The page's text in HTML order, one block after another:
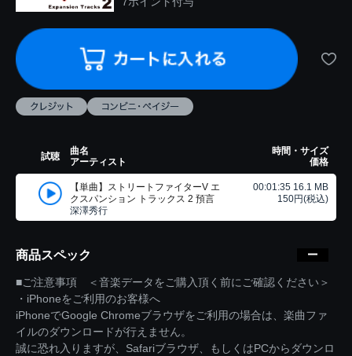
試聴
曲名
アーティスト
時間・サイズ
価格
【単曲】ストリートファイターV エ
クスパンション トラックス 2 預言
深澤秀行
00:01:35 16.1 MB
150円(税込)
商品スペック
■ご注意事項 ＜音楽データをご購入頂く前にご確認ください＞
・iPhoneをご利用のお客様へ
iPhoneでGoogle Chromeブラウザをご利用の場合は、楽曲ファ
イルのダウンロードが行えません。
誠に恐れ入りますが、Safariブラウザ、もしくはPCからダウンロ